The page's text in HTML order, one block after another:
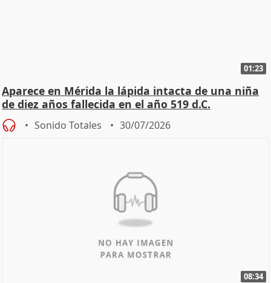
01:23
Aparece en Mérida la lápida intacta de una niña
de diez años fallecida en el año 519 d.C.
Sonido Totales 30/07/2026
08:34